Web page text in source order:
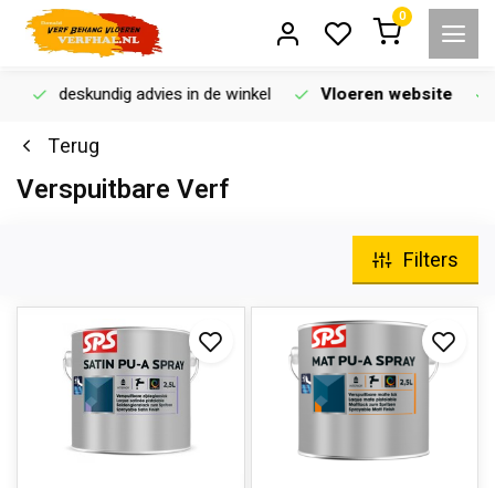
0
deskundig advies in de winkel Vloeren website
Terug
Verspuitbare Verf
Filters